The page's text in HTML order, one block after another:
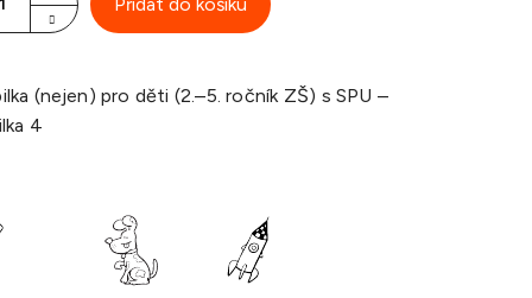
(nejen) pro děti (2.–5. ročník ZŠ) s SPU –
4